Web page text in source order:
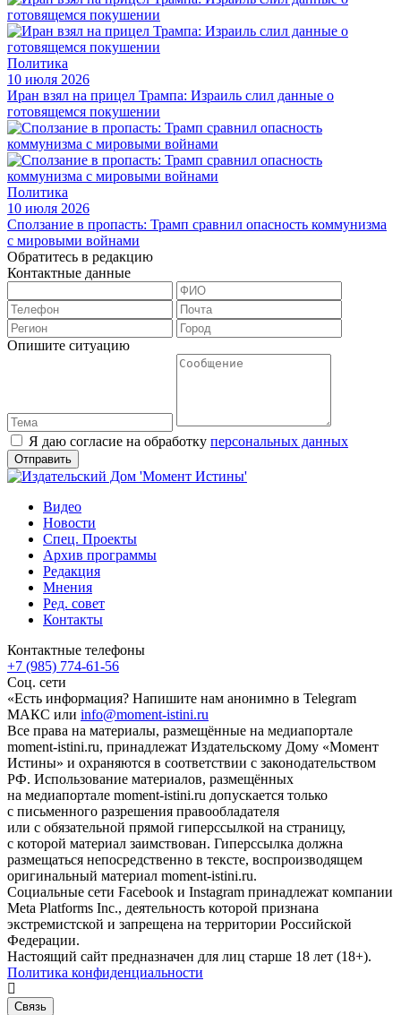
Политика
10 июля 2026
Иран взял на прицел Трампа: Израиль слил данные о
готовящемся покушении
Политика
10 июля 2026
Сползание в пропасть: Трамп сравнил опасность коммунизма
с мировыми войнами
Обратитесь в редакцию
Контактные данные
Опишите ситуацию
Я даю согласие на обработку персональных данных
Видео
Новости
Спец. Проекты
Архив программы
Редакция
Мнения
Ред. совет
Контакты
Контактные телефоны
+7 (985) 774-61-56
Соц. сети
«Есть информация? Напишите нам анонимно в Telegram
МАКС или info@moment-istini.ru
Все права на материалы, размещённые на медиапортале
moment-istini.ru, принадлежат Издательскому Дому «Момент
Истины» и охраняются в соответствии с законодательством
РФ. Использование материалов, размещённых
на медиапортале moment-istini.ru допускается только
с письменного разрешения правообладателя
или с обязательной прямой гиперссылкой на страницу,
с которой материал заимствован. Гиперссылка должна
размещаться непосредственно в тексте, воспроизводящем
оригинальный материал moment-istini.ru.
Социальные сети Facebook и Instagram принадлежат компании
Meta Platforms Inc., деятельность которой признана
экстремистской и запрещена на территории Российской
Федерации.
Настоящий сайт предназначен для лиц старше 18 лет (18+).
Политика конфиденциальности
Связь